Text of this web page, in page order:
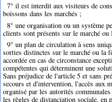
7° il est interdit aux visiteurs de
boissons dans les marchés ;
8° une organisation ou un système
clients sont présents sur le marché
9° un plan de circulation à sens
sorties distinctes sur le marché ou la
accordée en cas de circonstance
compétentes qui déterminent une
Sans préjudice de l'article 5 et sans
secours et d'intervention, l'accès aux
organisé par les autorités
les règles de distanciation sociale,